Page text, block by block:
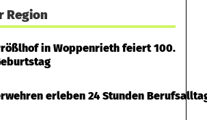
Region
in Woppenrieth feiert 100.